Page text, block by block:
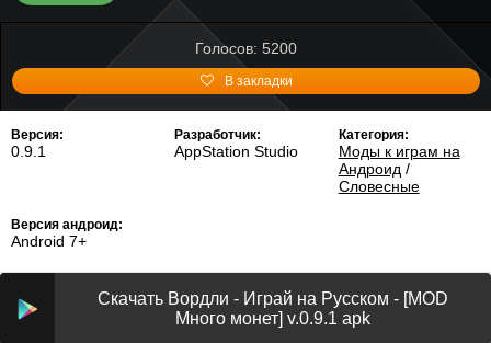
Голосов: 5200
В закладки
Версия:
0.9.1
Разработчик:
AppStation Studio
Категория:
Моды к играм на
Андроид /
Словесные
Версия андроид:
Android 7+
Скачать Вордли - Играй на Русском - [MOD
Много монет] v.0.9.1 apk